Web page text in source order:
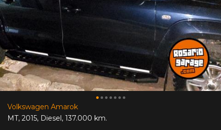
Volkswagen Amarok
MT, 2015, Diesel, 137.000 km.